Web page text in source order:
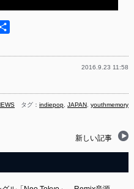
2016.9.23 11:58
タグ：indiepop,JAPAN,youthmemory
新しい記事